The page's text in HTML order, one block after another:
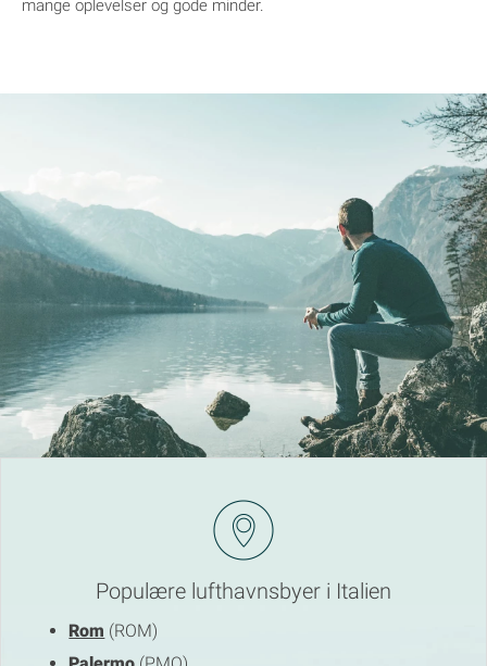
mange oplevelser og gode minder.
Populære lufthavnsbyer i Italien
Rom (ROM)